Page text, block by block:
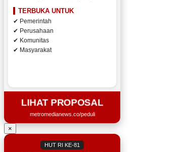
TERBUKA UNTUK
✔ Pemerintah
✔ Perusahaan
✔ Komunitas
✔ Masyarakat
LIHAT PROPOSAL
metromedianews.co/peduli
×
HUT RI KE-81